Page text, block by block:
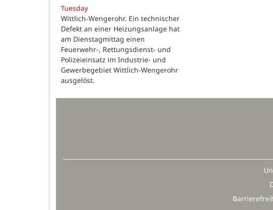
Tuesday
Wittlich-Wengerohr. Ein technischer
Defekt an einer Heizungsanlage hat
am Dienstagmittag einen
Feuerwehr-, Rettungsdienst- und
Polizeieinsatz im Industrie- und
Gewerbegebiet Wittlich-Wengerohr
ausgelöst.